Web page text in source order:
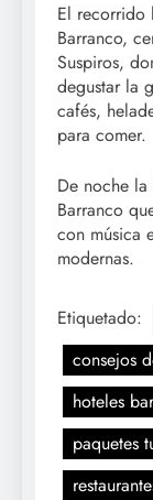
El recorrido
Barranco,
Suspiros,
degustar la
cafés,
para comer.
De noche
Barranco
con música
modernas.
Etiquetado:
consejos
hoteles
paquetes